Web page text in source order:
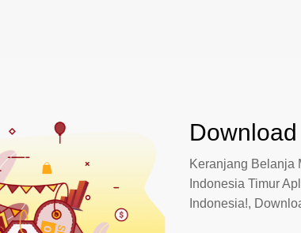
Keranjang Belanja
Indonesia Timur
Indonesia!,